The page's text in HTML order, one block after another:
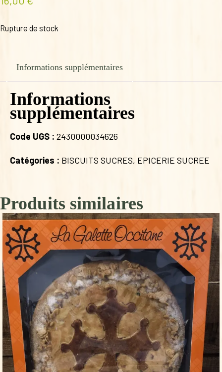
Rupture de stock
Informations supplémentaires
Informations
supplémentaires
Code UGS : 2430000034626
Catégories : BISCUITS SUCRES, EPICERIE SUCREE
Produits similaires